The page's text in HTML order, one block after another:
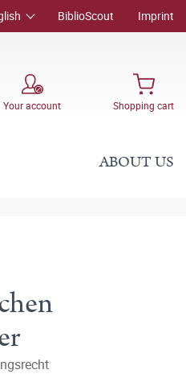
BiblioScout Imprint
Your account Shopping cart
ABOUT US